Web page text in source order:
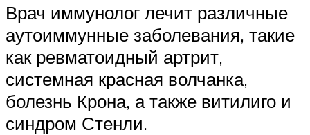
Врач иммунолог лечит различные
аутоиммунные заболевания, такие
как ревматоидный артрит,
системная красная волчанка,
болезнь Крона, а также витилиго и
синдром Стенли.